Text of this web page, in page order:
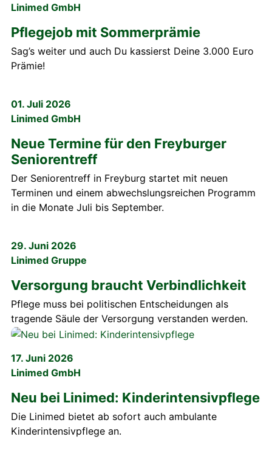
Linimed GmbH
Pflegejob mit Sommerprämie
Sag’s weiter und auch Du kassierst Deine 3.000 Euro
Prämie!
01. Juli 2026
Linimed GmbH
Neue Termine für den Freyburger
Seniorentreff
Der Seniorentreff in Freyburg startet mit neuen
Terminen und einem abwechslungsreichen Programm
in die Monate Juli bis September.
29. Juni 2026
Linimed Gruppe
Versorgung braucht Verbindlichkeit
Pflege muss bei politischen Entscheidungen als
tragende Säule der Versorgung verstanden werden.
17. Juni 2026
Linimed GmbH
Neu bei Linimed: Kinderintensivpflege
Die Linimed bietet ab sofort auch ambulante
Kinderintensivpflege an.